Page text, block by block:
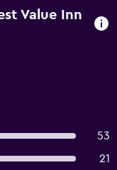
Value Inn
53
21